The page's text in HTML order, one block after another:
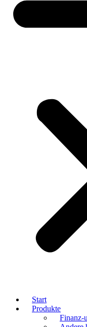
Start
Produkte
Finanz-